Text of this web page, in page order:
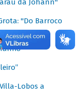
da Johann"
"Do Barroco
Lobos a